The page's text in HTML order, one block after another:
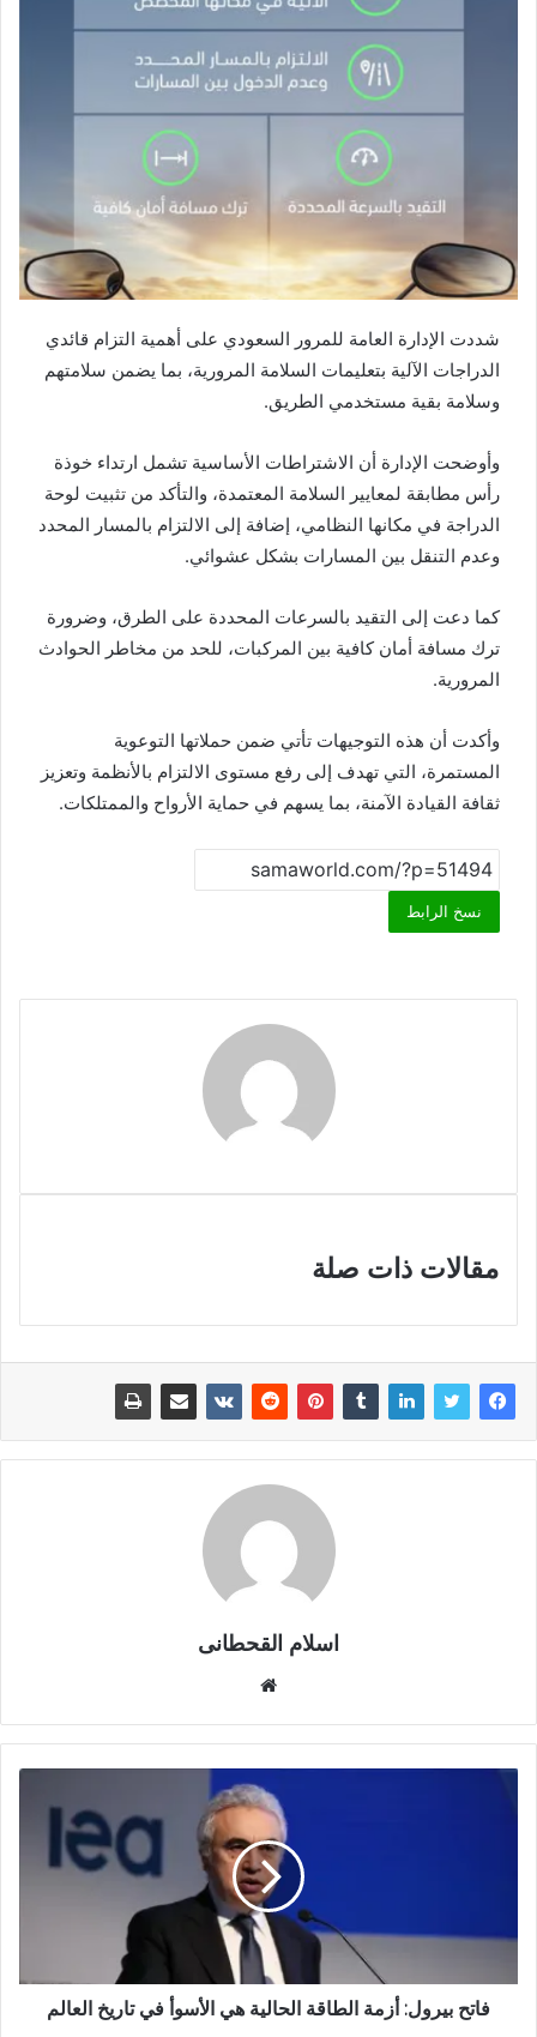
شددت الإدارة العامة للمرور السعودي على أهمية التزام قائدي
الدراجات الآلية بتعليمات السلامة المرورية، بما يضمن سلامتهم
وسلامة بقية مستخدمي الطريق.
وأوضحت الإدارة أن الاشتراطات الأساسية تشمل ارتداء خوذة
رأس مطابقة لمعايير السلامة المعتمدة، والتأكد من تثبيت لوحة
الدراجة في مكانها النظامي، إضافة إلى الالتزام بالمسار المحدد
وعدم التنقل بين المسارات بشكل عشوائي.
كما دعت إلى التقيد بالسرعات المحددة على الطرق، وضرورة
ترك مسافة أمان كافية بين المركبات، للحد من مخاطر الحوادث
المرورية.
وأكدت أن هذه التوجيهات تأتي ضمن حملاتها التوعوية
المستمرة، التي تهدف إلى رفع مستوى الالتزام بالأنظمة وتعزيز
ثقافة القيادة الآمنة، بما يسهم في حماية الأرواح والممتلكات.
نسخ الرابط
مقالات ذات صلة
اسلام القحطانى
ق
ع
ا
و
ي
ب
فاتح بيرول: أزمة الطاقة الحالية هي الأسوأ في تاريخ العالم